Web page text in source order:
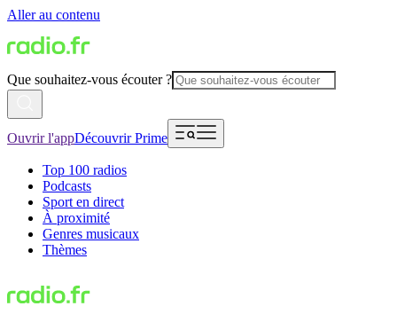
Aller au contenu
Que souhaitez-vous écouter ?
Ouvrir l'appDécouvrir Prime
Top 100 radios
Podcasts
Sport en direct
À proximité
Genres musicaux
Thèmes